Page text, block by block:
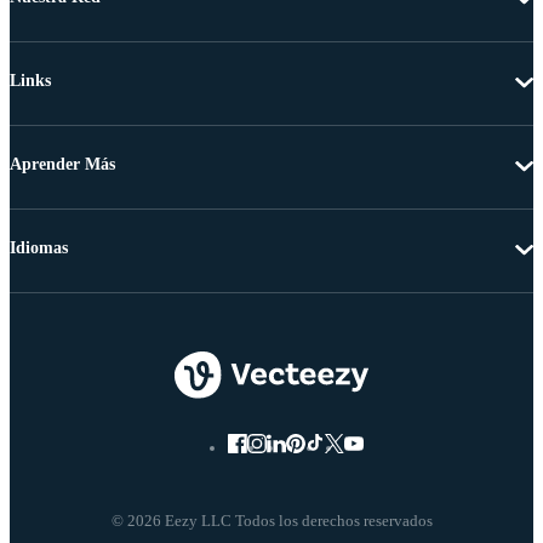
Links
Aprender Más
© 2026 Eezy LLC Todos los derechos reservados
Idiomas